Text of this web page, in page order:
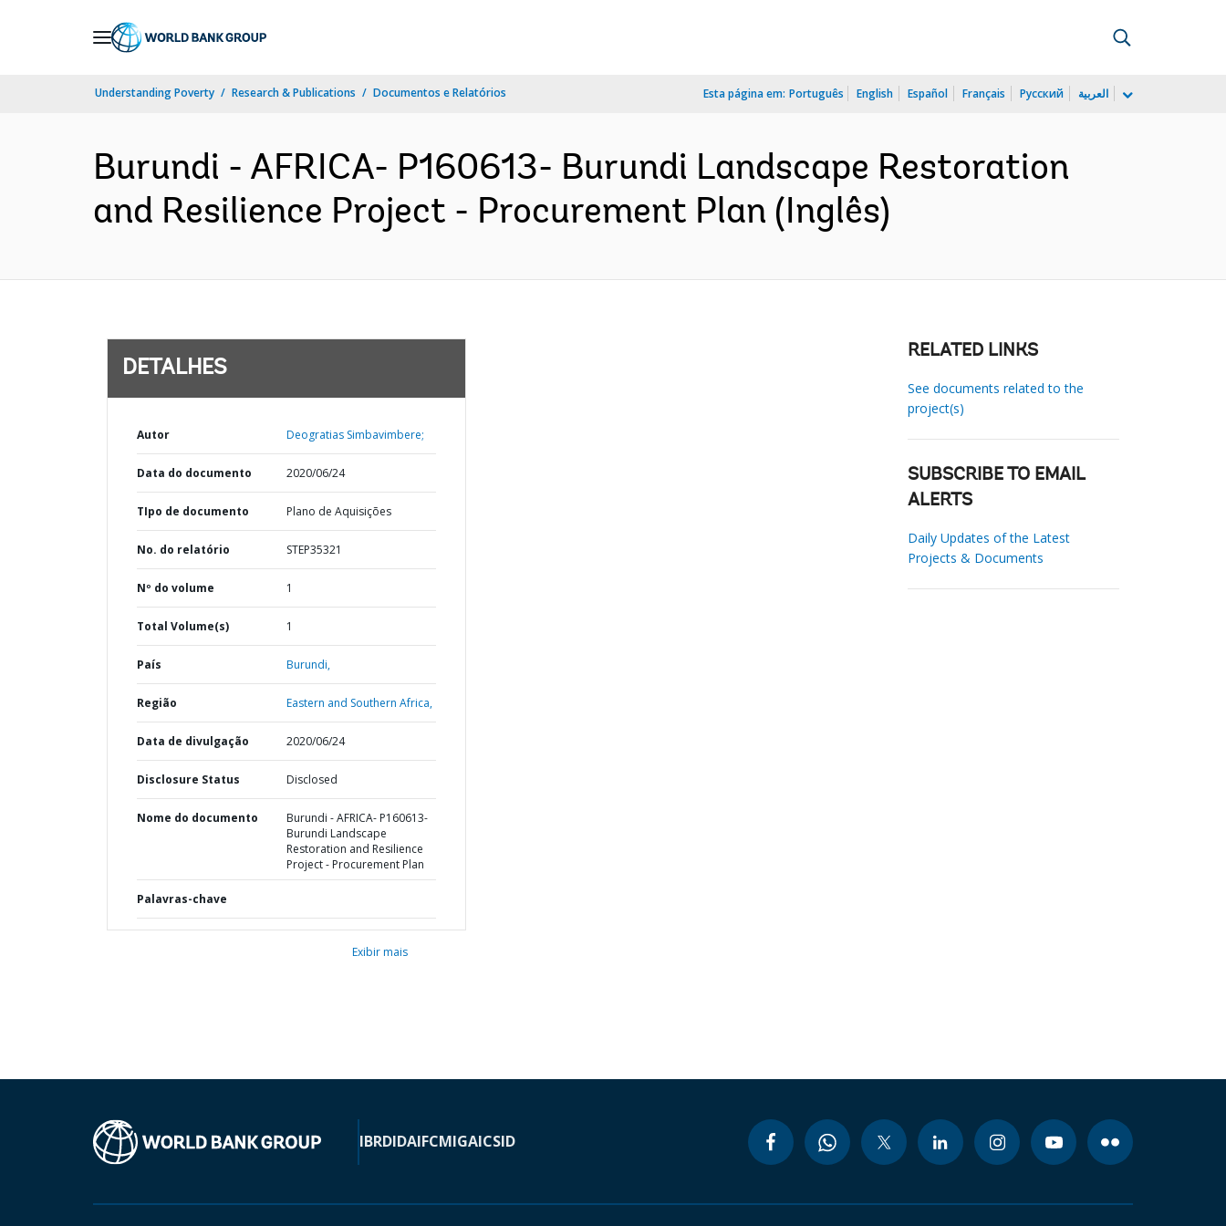
Understanding Poverty Research & Publications Documentos e Relatórios Esta página em: Português English Español Français Русский العربية
Burundi - AFRICA- P160613- Burundi Landscape Restoration
and Resilience Project - Procurement Plan (Inglês)
DETALHES
Autor Deogratias Simbavimbere;
Data do documento 2020/06/24
TIpo de documento Plano de Aquisições
No. do relatório STEP35321
Nº do volume 1
Total Volume(s) 1
País Burundi,
Região Eastern and Southern Africa,
Data de divulgação 2020/06/24
Disclosure Status Disclosed
Nome do documento
Burundi - AFRICA- P160613-
Burundi Landscape
Restoration and Resilience
Project - Procurement Plan
Palavras-chave
Exibir mais
RELATED LINKS
See documents related to the
project(s)
SUBSCRIBE TO EMAIL
ALERTS
Daily Updates of the Latest
Projects & Documents
IBRDIDAIFCMIGAICSID